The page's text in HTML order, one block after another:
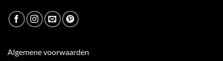
Algemene voorwaarden